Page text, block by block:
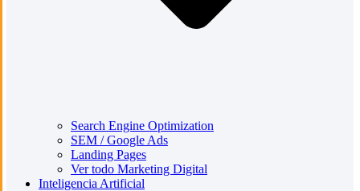
Search Engine Optimization
SEM / Google Ads
Landing Pages
Ver todo Marketing Digital
Inteligencia Artificial